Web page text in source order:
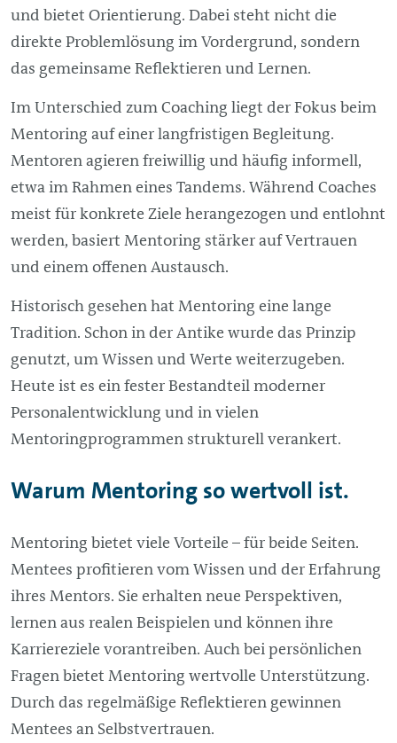
und bietet Orientierung. Dabei steht nicht die
direkte Problemlösung im Vordergrund, sondern
das gemeinsame Reflektieren und Lernen.
Im Unterschied zum Coaching liegt der Fokus beim
Mentoring auf einer langfristigen Begleitung.
Mentoren agieren freiwillig und häufig informell,
etwa im Rahmen eines Tandems. Während Coaches
meist für konkrete Ziele herangezogen und entlohnt
werden, basiert Mentoring stärker auf Vertrauen
und einem offenen Austausch.
Historisch gesehen hat Mentoring eine lange
Tradition. Schon in der Antike wurde das Prinzip
genutzt, um Wissen und Werte weiterzugeben.
Heute ist es ein fester Bestandteil moderner
Personalentwicklung und in vielen
Mentoringprogrammen strukturell verankert.
Warum Mentoring so wertvoll ist.
Mentoring bietet viele Vorteile – für beide Seiten.
Mentees profitieren vom Wissen und der Erfahrung
ihres Mentors. Sie erhalten neue Perspektiven,
lernen aus realen Beispielen und können ihre
Karriereziele vorantreiben. Auch bei persönlichen
Fragen bietet Mentoring wertvolle Unterstützung.
Durch das regelmäßige Reflektieren gewinnen
Mentees an Selbstvertrauen.